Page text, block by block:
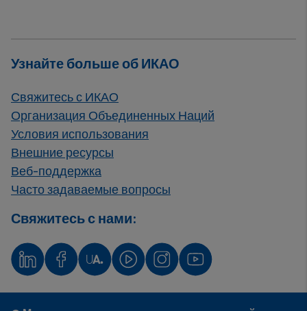
Узнайте больше об ИКАО
Свяжитесь с ИКАО
Организация Объединенных Наций
Условия использования
Внешние ресурсы
Веб-поддержка
Часто задаваемые вопросы
Свяжитесь с нами: